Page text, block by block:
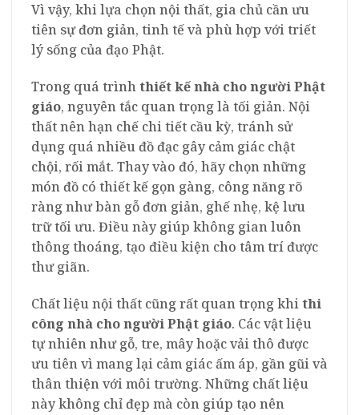
Vì vậy, khi lựa chọn nội thất, gia chủ cần ưu
tiên sự đơn giản, tinh tế và phù hợp với triết
lý sống của đạo Phật.
Trong quá trìnhthiết kế nhà cho người Phật
giáo, nguyên tắc quan trọng là tối giản. Nội
thất nên hạn chế chi tiết cầu kỳ, tránh sử
dụng quá nhiều đồ đạc gây cảm giác chật
chội, rối mắt. Thay vào đó, hãy chọn những
món đồ có thiết kế gọn gàng, công năng rõ
ràng như bàn gỗ đơn giản, ghế nhẹ, kệ lưu
trữ tối ưu. Điều này giúp không gian luôn
thông thoáng, tạo điều kiện cho tâm trí được
thư giãn.
Chất liệu nội thất cũng rất quan trọng khithi
công nhà cho người Phật giáo. Các vật liệu
tự nhiên như gỗ, tre, mây hoặc vải thô được
ưu tiên vì mang lại cảm giác ấm áp, gần gũi và
thân thiện với môi trường. Những chất liệu
này không chỉ đẹp mà còn giúp tạo nên